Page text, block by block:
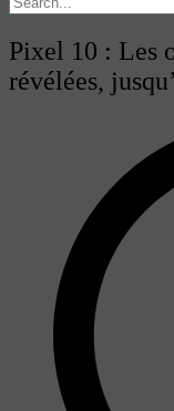
Pixel 10 : Les
révélées,